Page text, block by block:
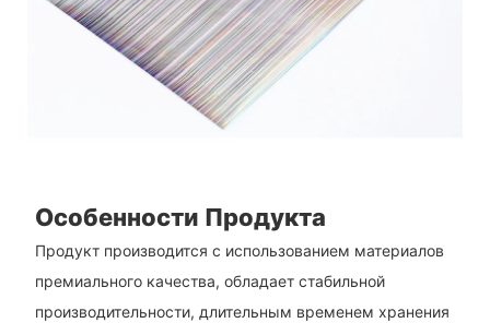
Особенности Продукта
Продукт производится с использованием материалов
премиального качества, обладает стабильной
производительности, длительным временем хранения